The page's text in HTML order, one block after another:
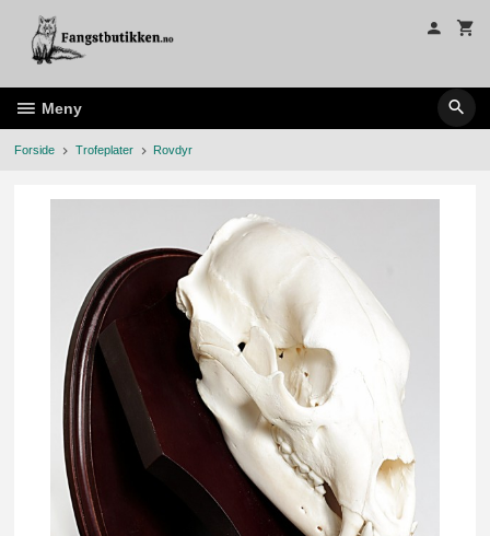
innholdet
Meny
Forside Trofeplater Rovdyr